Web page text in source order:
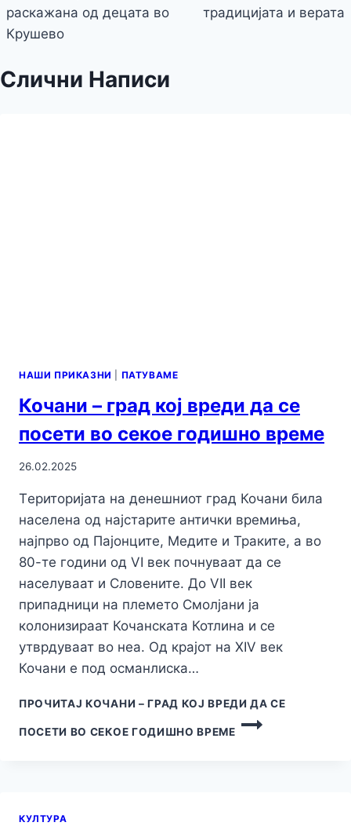
раскажана од децата во
Крушево
традицијата и верата
Слични Написи
НАШИ ПРИКАЗНИ ПАТУВАМЕ
Кочани – град кој вреди да се
посети во секое годишно време
26.02.2025
Tериторијата на денешниот град Кочани била
населена од најстарите антички времиња,
најпрво од Пајонците, Медите и Траките, а во
80-те години од VI век почнуваат да се
населуваат и Словените. До VII век
припадници на племето Смолјани ја
колонизираат Кочанската Котлина и се
утврдуваат во неа. Од крајот на XIV век
Кочани е под османлиска…
ПРОЧИТАЈ КОЧАНИ – ГРАД КОЈ ВРЕДИ ДА СЕ
ПОСЕТИ ВО СЕКОЕ ГОДИШНО ВРЕМЕ
КУЛТУРА